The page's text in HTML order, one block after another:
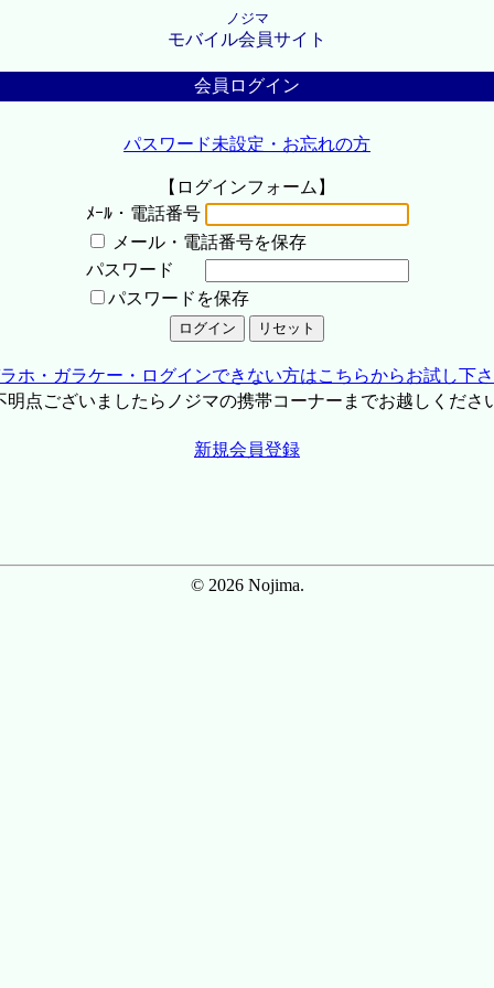
ノジマ
モバイル会員サイト
会員ログイン
パスワード未設定・お忘れの方
【ログインフォーム】
ﾒｰﾙ・電話番号
メール・電話番号を保存
パスワード
パスワードを保存
ホ・ガラケー・ログインできない方はこちらからお試し下
点ございましたらノジマの携帯コーナーまでお越しくださ
新規会員登録
© 2026 Nojima.